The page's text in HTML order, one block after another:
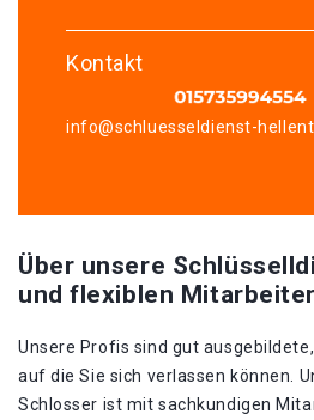
Kontakt
info@schluesseldienst-
Über unsere
und flexiblen
Unsere Profis sind gut
auf die Sie sich verlassen können.
Schlosser ist mit sachkundigen